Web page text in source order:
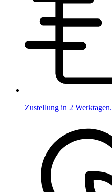
Zustellung in 2 Werktagen.